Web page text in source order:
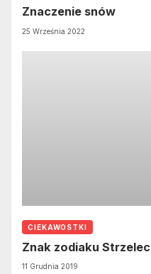
Znaczenie snów
25 Września 2022
CIEKAWOSTKI
Znak zodiaku Strzelec
11 Grudnia 2019